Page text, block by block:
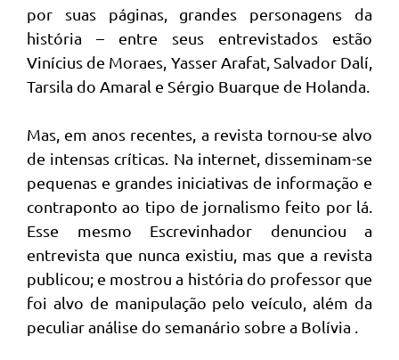
por suas páginas, grandes personagens da
história – entre seus entrevistados estão
Vinícius de Moraes, Yasser Arafat, Salvador Dalí,
Tarsila do Amaral e Sérgio Buarque de Holanda.
Mas, em anos recentes, a revista tornou-se alvo
de intensas críticas. Na internet, disseminam-se
pequenas e grandes iniciativas de informação e
contraponto ao tipo de jornalismo feito por lá.
Esse mesmo Escrevinhador denunciou a
entrevista que nunca existiu, mas que a revista
publicou; e mostrou a história do professor que
foi alvo de manipulação pelo veículo, além da
peculiar análise do semanário sobre a Bolívia .